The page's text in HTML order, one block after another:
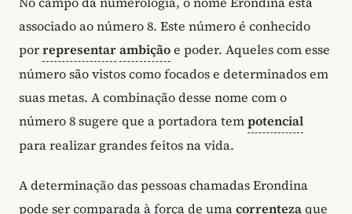
associado ao número 8. Este número é conhecido
porrepresentarambiçãoe poder. Aqueles com esse
número são vistos como focados e determinados em
suas metas. A combinação desse nome com o
número 8 sugere que a portadora tempotencial
para realizar grandes feitos na vida.
A determinação das pessoas chamadas Erondina
pode ser comparada à força de umacorrentezaque